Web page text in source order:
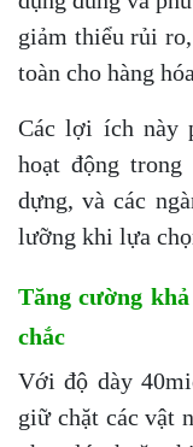
giảm thiểu rủi
toàn cho hàng
Các lợi ích này
hoạt động
dựng, và các
lưỡng khi lựa
Tăng cường
chắc
Với độ dày
giữ chặt các vật